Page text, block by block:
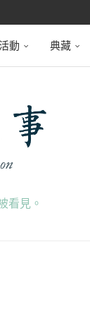
動 典藏
看見。